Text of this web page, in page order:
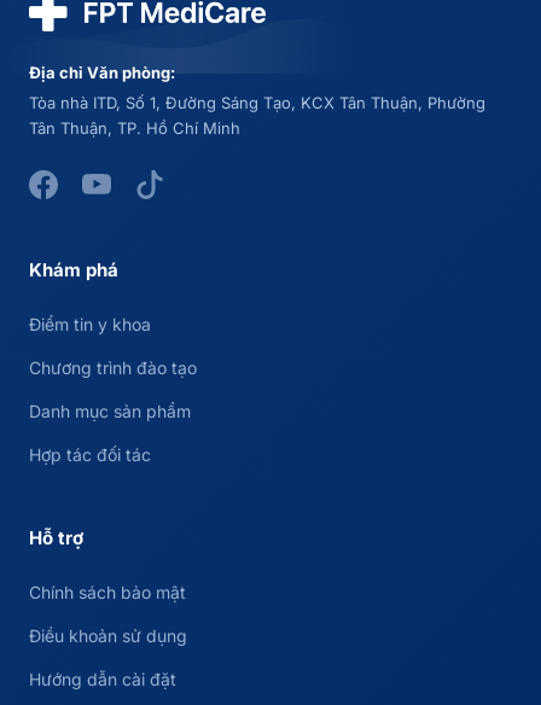
Địa chỉ Văn phòng:
Tòa nhà ITD, Số 1, Đường Sáng Tạo, KCX Tân Thuận, Phường
Tân Thuận, TP. Hồ Chí Minh
Khám phá
Điểm tin y khoa
Chương trình đào tạo
Danh mục sản phẩm
Hợp tác đối tác
Hỗ trợ
Chính sách bảo mật
Điều khoản sử dụng
Hướng dẫn cài đặt